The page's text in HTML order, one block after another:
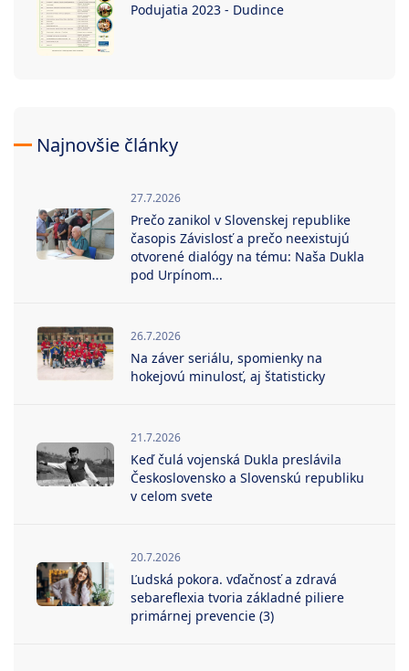
Podujatia 2023 - Dudince
Najnovšie články
27.7.2026
Prečo zanikol v Slovenskej republike
časopis Závislosť a prečo neexistujú
otvorené dialógy na tému: Naša Dukla
pod Urpínom...
26.7.2026
Na záver seriálu, spomienky na
hokejovú minulosť, aj štatisticky
21.7.2026
Keď čulá vojenská Dukla preslávila
Československo a Slovenskú republiku
v celom svete
20.7.2026
Ľudská pokora. vďačnosť a zdravá
sebareflexia tvoria základné piliere
primárnej prevencie (3)